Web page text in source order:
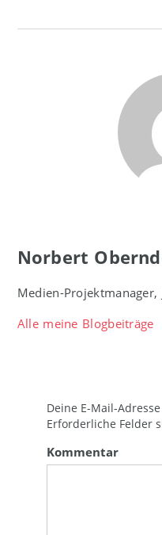
Norbert
Medien-Projektmanager,
Alle meine Blogbeiträge
Deine E-Mail-
Erforderliche Felder
Kommentar